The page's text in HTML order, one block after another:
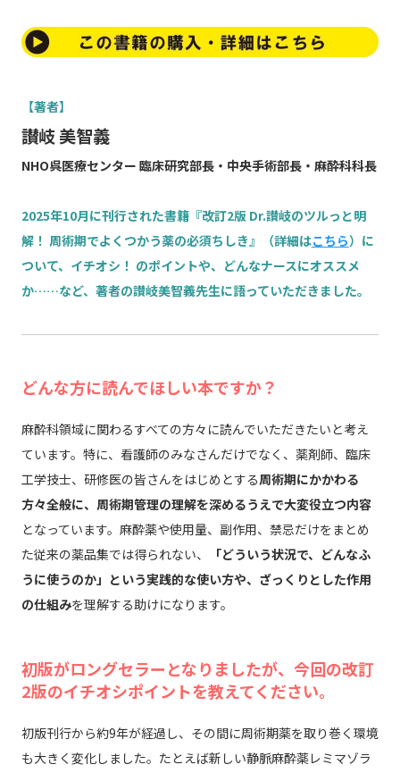
【著者】
讃岐 美智義
NHO呉医療センター 臨床研究部長・中央手術部長・麻酔科科長
2025年10月に刊行された書籍『改訂2版 Dr.讃岐のツルっと明
解！ 周術期でよくつかう薬の必須ちしき』（詳細はこちら）に
ついて、イチオシ！ のポイントや、どんなナースにオススメ
か……など、著者の讃岐美智義先生に語っていただきました。
どんな方に読んでほしい本ですか？
麻酔科領域に関わるすべての方々に読んでいただきたいと考え
ています。特に、看護師のみなさんだけでなく、薬剤師、臨床
工学技士、研修医の皆さんをはじめとする周術期にかかわる
方々全般に、周術期管理の理解を深めるうえで大変役立つ内容
となっています。麻酔薬や使用量、副作用、禁忌だけをまとめ
た従来の薬品集では得られない、
「どういう状況で、どんなふ
うに使うのか」という実践的な使い方や、ざっくりとした作用
の仕組みを理解する助けになります。
初版がロングセラーとなりましたが、今回の改訂
2版のイチオシポイントを教えてください。
初版刊行から約9年が経過し、その間に周術期薬を取り巻く環境
も大きく変化しました。たとえば新しい静脈麻酔薬レミマゾラ